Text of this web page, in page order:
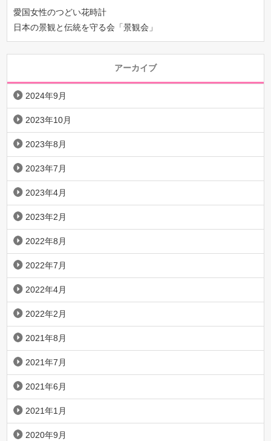
愛国女性のつどい花時計
日本の景観と伝統を守る会「景観会」
アーカイブ
2024年9月
2023年10月
2023年8月
2023年7月
2023年4月
2023年2月
2022年8月
2022年7月
2022年4月
2022年2月
2021年8月
2021年7月
2021年6月
2021年1月
2020年9月